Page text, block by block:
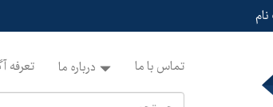
تماس با ما درباره ما تعرفه